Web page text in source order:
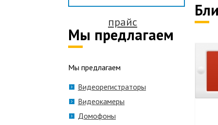
прайс
Мы предлагаем
Мы предлагаем
Видеорегистраторы
Видеокамеры
Домофоны